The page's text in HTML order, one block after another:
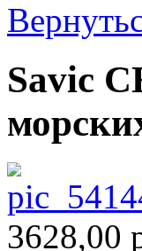
Savic
3628,00